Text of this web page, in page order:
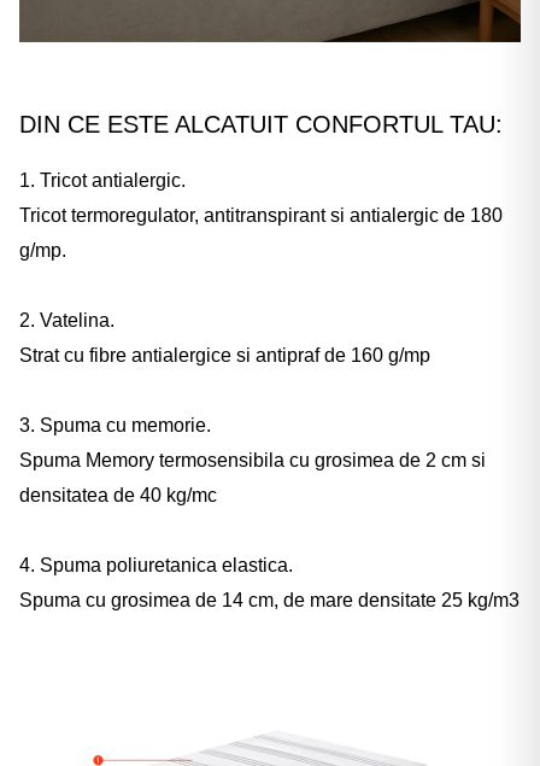
DIN CE ESTE ALCATUIT CONFORTUL TAU:
1. Tricot antialergic.
Tricot termoregulator, antitranspirant si antialergic de 180
g/mp.
2. Vatelina.
Strat cu fibre antialergice si antipraf de 160 g/mp
3. Spuma cu memorie.
Spuma Memory termosensibila cu grosimea de 2 cm si
densitatea de 40 kg/mc
4. Spuma poliuretanica elastica.
Spuma cu grosimea de 14 cm, de mare densitate 25 kg/m3